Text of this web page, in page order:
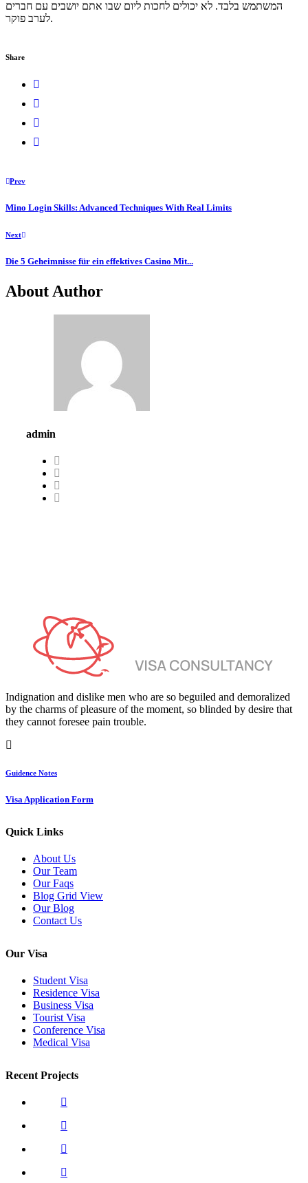
המשתמש בלבד. לא יכולים לחכות ליום שבו אתם יושבים עם חברים
לערב פוקר.
Share
Prev
Mino Login Skills: Advanced Techniques With Real Limits
Next
Die 5 Geheimnisse für ein effektives Casino Mit...
About Author
admin
Indignation and dislike men who are so beguiled and demoralized
by the charms of pleasure of the moment, so blinded by desire that
they cannot foresee pain trouble.
Guidence Notes
Visa Application Form
Quick Links
About Us
Our Team
Our Faqs
Blog Grid View
Our Blog
Contact Us
Our Visa
Student Visa
Residence Visa
Business Visa
Tourist Visa
Conference Visa
Medical Visa
Recent Projects